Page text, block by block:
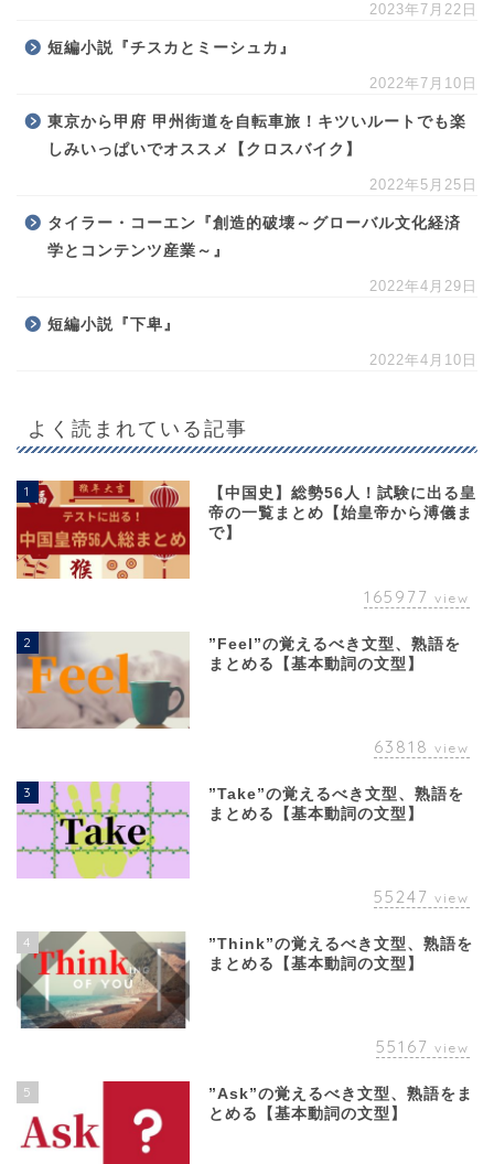
2023年7月22日
短編小説『チスカとミーシュカ』
2022年7月10日
東京から甲府 甲州街道を自転車旅！キツいルートでも楽
しみいっぱいでオススメ【クロスバイク】
2022年5月25日
タイラー・コーエン『創造的破壊～グローバル文化経済
学とコンテンツ産業～』
2022年4月29日
短編小説『下卑』
2022年4月10日
よく読まれている記事
1
【中国史】総勢56人！試験に出る皇
帝の一覧まとめ【始皇帝から溥儀ま
で】
165977 view
2
”Feel”の覚えるべき文型、熟語を
まとめる【基本動詞の文型】
63818 view
3
”Take”の覚えるべき文型、熟語を
まとめる【基本動詞の文型】
55247 view
4
”Think”の覚えるべき文型、熟語を
まとめる【基本動詞の文型】
55167 view
5
”Ask”の覚えるべき文型、熟語をま
とめる【基本動詞の文型】